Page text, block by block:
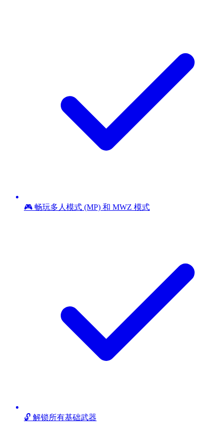
🎮 畅玩多人模式 (MP) 和 MWZ 模式
🔓 解锁所有基础武器